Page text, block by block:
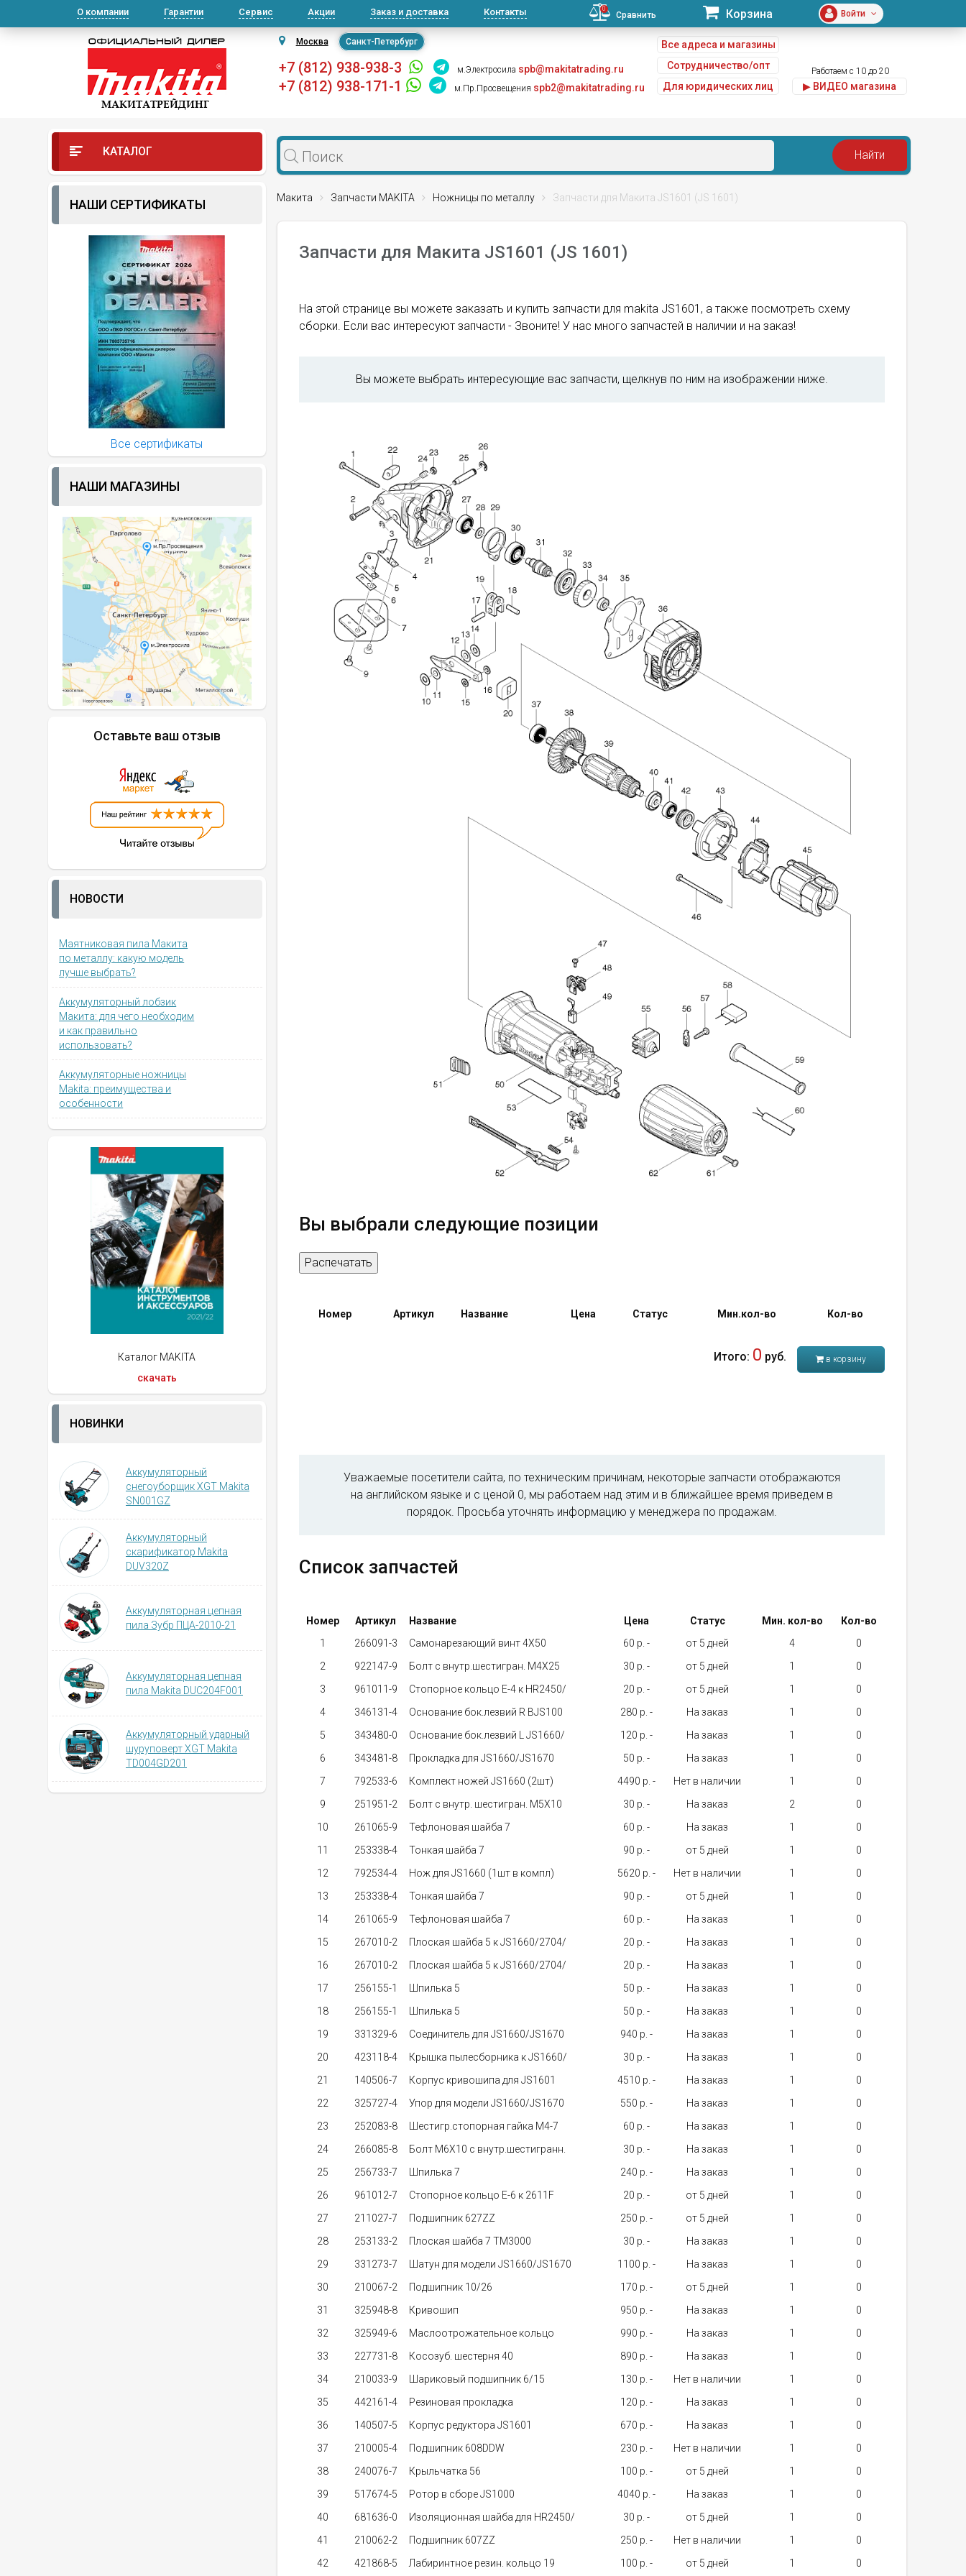
О компании Гарантии Сервис Акции Заказ и доставка Контакты 0
Сравнить Корзина Войти
Москва Санкт-Петербург
+7 (812) 938-938-3 м.Электросила spb@makitatrading.ru
+7 (812) 938-171-1 м.Пр.Просвещения spb2@makitatrading.ru
Все адреса и магазины
Сотрудничество/опт
Для юридических лиц
Работаем с 10 до 20
▶ ВИДЕО магазина
КАТАЛОГ
НАШИ СЕРТИФИКАТЫ
Все сертификаты
НАШИ МАГАЗИНЫ
Оставьте ваш отзыв
НОВОСТИ
Маятниковая пила Макита
по металлу: какую модель
лучше выбрать?
Аккумуляторный лобзик
Макита: для чего необходим
и как правильно
использовать?
Аккумуляторные ножницы
Makita: преимущества и
особенности
Каталог MAKITA
скачать
НОВИНКИ
Аккумуляторный
снегоуборщик XGT Makita
SN001GZ
Аккумуляторный
скарификатор Makita
DUV320Z
Аккумуляторная цепная
пила Зубр ПЦА-2010-21
Аккумуляторная цепная
пила Makita DUC204F001
Аккумуляторный ударный
шуруповерт XGT Makita
TD004GD201
Макита Запчасти MAKITA Ножницы по металлу Запчасти для Макита JS1601 (JS 1601)
Запчасти для Макита JS1601 (JS 1601)
На этой странице вы можете заказать и купить запчасти для makita JS1601, а также посмотреть схему
сборки. Если вас интересуют запчасти - Звоните! У нас много запчастей в наличии и на заказ!
Вы можете выбрать интересующие вас запчасти, щелкнув по ним на изображении ниже.
Вы выбрали следующие позиции
Распечатать
Номер Артикул Название Цена Статус Мин.кол-во Кол-во
в корзину
Итого: 0 руб.
Уважаемые посетители сайта, по техническим причинам, некоторые запчасти отображаются
на английском языке и с ценой 0, мы работаем над этим и в ближайшее время приведем в
порядок. Просьба уточнять информацию у менеджера по продажам.
Список запчастей
Номер Артикул Название Цена Статус Мин. кол-во
Кол-во
1
266091-3 Самонарезающий винт 4X50 60 p. - от 5 дней
4
2
922147-9 Болт с внутр.шестигран. М4Х25 30 p. - от 5 дней
1
3
961011-9 Стопорное кольцо E-4 к HR2450/ 20 p. - от 5 дней
1
4
346131-4 Основание бок.лезвий R BJS100 280 p. - На заказ
1
5
343480-0 Основание бок.лезвий L JS1660/ 120 p. - На заказ
1
6
343481-8 Прокладка для JS1660/JS1670 50 p. - На заказ
1
7
792533-6 Комплект ножей JS1660 (2шт) 4490 p. - Нет в наличии
1
9
251951-2 Болт с внутр. шестигран. M5X10 30 p. - На заказ
2
10
261065-9 Тефлоновая шайба 7 60 p. - На заказ
1
11
253338-4 Тонкая шайба 7 90 p. - от 5 дней
1
12
792534-4 Нож для JS1660 (1шт в компл) 5620 p. - Нет в наличии
1
13
253338-4 Тонкая шайба 7 90 p. - от 5 дней
1
14
261065-9 Тефлоновая шайба 7 60 p. - На заказ
1
15
267010-2 Плоская шайба 5 к JS1660/2704/ 20 p. - На заказ
1
16
267010-2 Плоская шайба 5 к JS1660/2704/ 20 p. - На заказ
1
17
256155-1 Шпилька 5 50 p. - На заказ
1
18
256155-1 Шпилька 5 50 p. - На заказ
1
19
331329-6 Соединитель для JS1660/JS1670 940 p. - На заказ
1
20
423118-4 Крышка пылесборника к JS1660/ 30 p. - На заказ
1
21
140506-7 Корпус кривошипа для JS1601 4510 p. - На заказ
1
22
325727-4 Упор для модели JS1660/JS1670 550 p. - На заказ
1
23
252083-8 Шестигр.стопорная гайка М4-7 60 p. - На заказ
1
24
266085-8 Болт M6X10 с внутр.шестигранн. 30 p. - На заказ
1
25
256733-7 Шпилька 7 240 p. - На заказ
1
26
961012-7 Стопорное кольцо E-6 к 2611F 20 p. - от 5 дней
1
27
211027-7 Подшипник 627ZZ 250 p. - от 5 дней
1
28
253133-2 Плоская шайба 7 TM3000 30 p. - На заказ
1
29
331273-7 Шатун для модели JS1660/JS1670 1100 p. - На заказ
1
30
210067-2 Подшипник 10/26 170 p. - от 5 дней
1
31
325948-8 Кривошип 950 p. - На заказ
1
32
325949-6 Маслоотрожательное кольцо 990 p. - На заказ
1
33
227731-8 Косозуб. шестерня 40 890 p. - На заказ
1
34
210033-9 Шариковый подшипник 6/15 130 p. - Нет в наличии
1
35
442161-4 Резиновая прокладка 120 p. - На заказ
1
36
140507-5 Корпус редуктора JS1601 670 p. - На заказ
1
37
210005-4 Подшипник 608DDW 230 p. - Нет в наличии
1
38
240076-7 Крыльчатка 56 100 p. - от 5 дней
1
39
517674-5 Pотор в сборе JS1000 4040 p. - На заказ
1
40
681636-0 Изоляционная шайба для HR2450/ 30 p. - от 5 дней
1
41
210062-2 Подшипник 607ZZ 250 p. - Нет в наличии
1
42
421868-5 Лабиринтное резин. кольцо 19 100 p. - от 5 дней 1